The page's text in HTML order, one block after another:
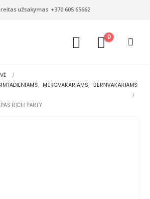
užsakymas +370 605 65662
0
, MERGVAKARIAMS, BERNVAKARIAMS
RICH PARTY